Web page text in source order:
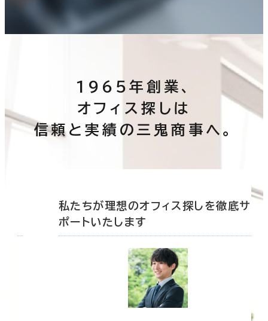
1965年創業、
オフィス探しは
信頼と実績の三鬼商事へ。
私たちが理想のオフィス探しを徹底サ
ポートいたします